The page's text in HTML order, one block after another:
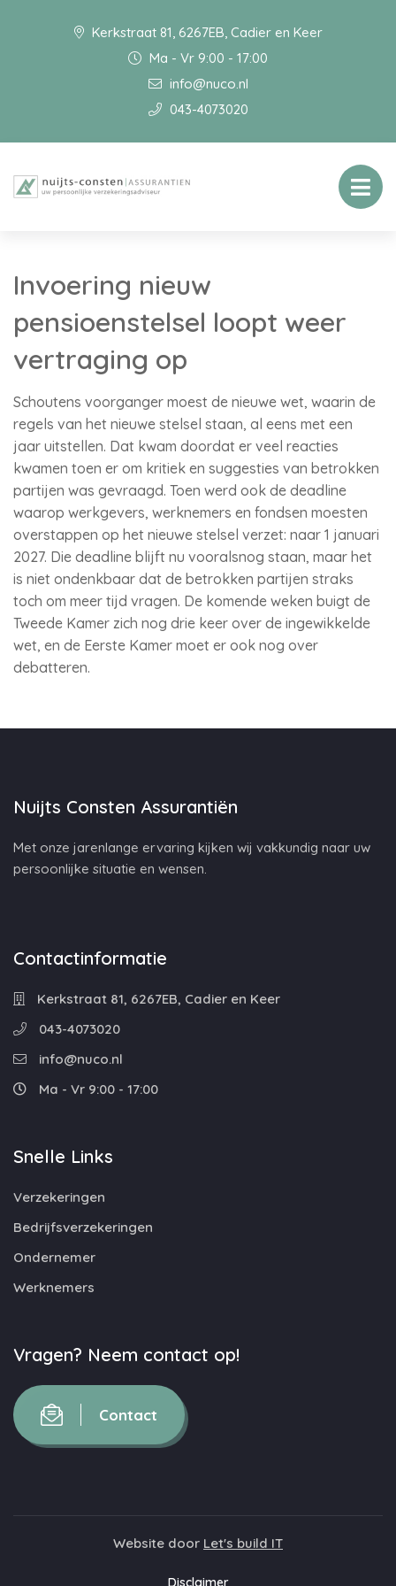
Kerkstraat 81, 6267EB, Cadier en Keer
Ma - Vr 9:00 - 17:00
info@nuco.nl
043-4073020
Invoering nieuw
pensioenstelsel loopt weer
vertraging op
Schoutens voorganger moest de nieuwe wet, waarin de
regels van het nieuwe stelsel staan, al eens met een
jaar uitstellen. Dat kwam doordat er veel reacties
kwamen toen er om kritiek en suggesties van betrokken
partijen was gevraagd. Toen werd ook de deadline
waarop werkgevers, werknemers en fondsen moesten
overstappen op het nieuwe stelsel verzet: naar 1 januari
2027. Die deadline blijft nu vooralsnog staan, maar het
is niet ondenkbaar dat de betrokken partijen straks
toch om meer tijd vragen. De komende weken buigt de
Tweede Kamer zich nog drie keer over de ingewikkelde
wet, en de Eerste Kamer moet er ook nog over
debatteren.
Nuijts Consten Assurantiën
Met onze jarenlange ervaring kijken wij vakkundig naar uw
persoonlijke situatie en wensen.
Contactinformatie
Kerkstraat 81, 6267EB, Cadier en Keer
043-4073020
info@nuco.nl
Ma - Vr 9:00 - 17:00
Snelle Links
Verzekeringen
Bedrijfsverzekeringen
Ondernemer
Werknemers
Vragen? Neem contact op!
Contact
Website door Let's build IT
Disclaimer